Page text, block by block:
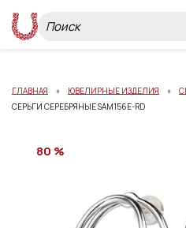
ГЛАВНАЯ ЮВЕЛИРНЫЕ ИЗДЕЛИЯ
СЕРЬГИ СЕРЕБРЯНЫЕ SAM156E-RD
80 %